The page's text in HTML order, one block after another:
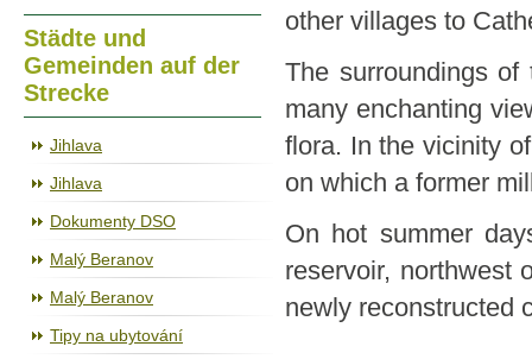
Städte und
Gemeinden auf der
Strecke
Jihlava
Jihlava
Dokumenty DSO
Malý Beranov
Malý Beranov
Tipy na ubytování
other villages to
The surroundings
many enchanting
flora. In the vicinity
on which a former
On hot summer
reservoir, northwest
newly reconstructed